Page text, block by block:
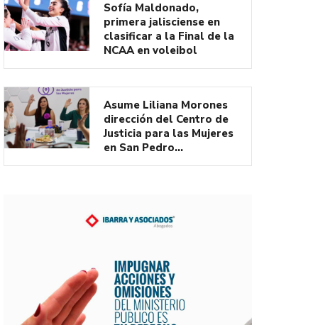
Sofía Maldonado,
primera jalisciense en
clasificar a la Final de la
NCAA en voleibol
Asume Liliana Morones
dirección del Centro de
Justicia para las Mujeres
en San Pedro…